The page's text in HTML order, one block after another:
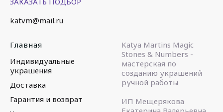
katvm@mail.ru
Главная
Индивидуальные
украшения
Доставка
Гарантия и возврат
Katya Martins Magic
Stones & Numbers -
мастерская по
созданию украшений
ручной работы
ИП Мещерякова